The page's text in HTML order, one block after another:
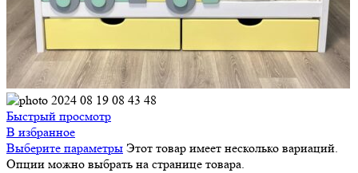
Быстрый просмотр
В избранное
Выберите параметры Этот товар имеет несколько вариаций.
Опции можно выбрать на странице товара.